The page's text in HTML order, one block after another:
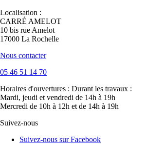
Localisation :
CARRÉ AMELOT
10 bis rue Amelot
17000 La Rochelle
Nous contacter
05 46 51 14 70
Horaires d'ouvertures : Durant les travaux :
Mardi, jeudi et vendredi de 14h à 19h
Mercredi de 10h à 12h et de 14h à 19h
Suivez-nous
Suivez-nous sur Facebook